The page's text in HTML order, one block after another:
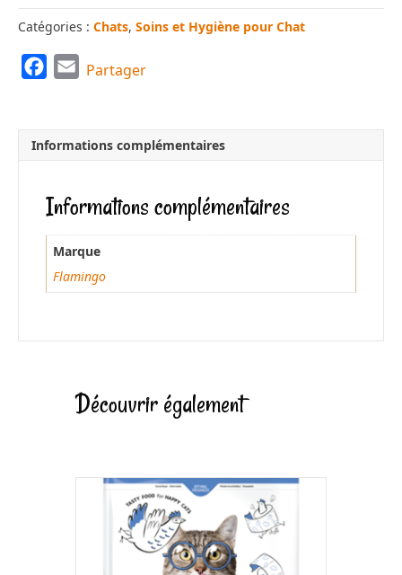
Catégories : Chats, Soins et Hygiène pour Chat
e
b
o
o
k
i
l
Partager
Informations complémentaires
Informations complémentaires
Marque
Flamingo
Découvrir également